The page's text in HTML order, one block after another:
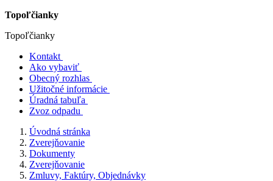
Topoľčianky
Topoľčianky
Kontakt
Ako vybaviť
Obecný rozhlas
Užitočné informácie
Úradná tabuľa
Zvoz odpadu
Úvodná stránka
Zverejňovanie
Dokumenty
Zverejňovanie
Zmluvy, Faktúry, Objednávky